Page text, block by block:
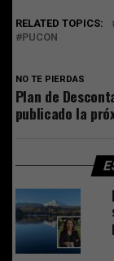
RELATED TOPICS:
PUCON
NO TE PIERDAS
Plan de
publicado la